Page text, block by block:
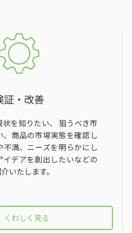
証・改善
状を知りたい、 狙うべき市
、商品の市場実態を確認し
不満、ニーズを明らかにし
イデアを創出したいなどの
いたします。
くわしく見る